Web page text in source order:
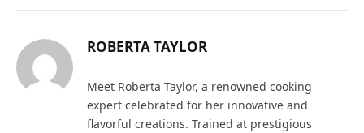
ROBERTA TAYLOR
Meet Roberta Taylor, a renowned cooking
expert celebrated for her innovative and
flavorful creations. Trained at prestigious